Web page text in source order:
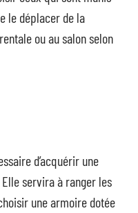
le déplacer de la
ou au salon selon
d’acquérir une
servira à ranger les
une armoire dotée